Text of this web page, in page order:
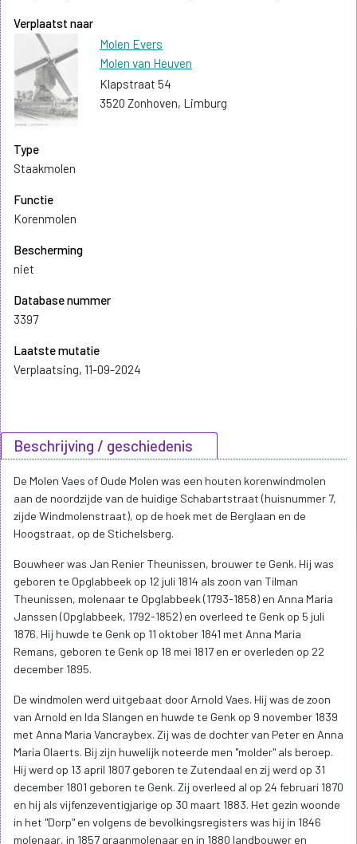
Verplaatst naar
Molen Evers
Molen van Heuven
Klapstraat 54
3520 Zonhoven, Limburg
Type
Staakmolen
Functie
Korenmolen
Bescherming
niet
Database nummer
3397
Laatste mutatie
Verplaatsing, 11-09-2024
Beschrijving / geschiedenis
De Molen Vaes of Oude Molen was een houten korenwindmolen
aan de noordzijde van de huidige Schabartstraat (huisnummer 7,
zijde Windmolenstraat), op de hoek met de Berglaan en de
Hoogstraat, op de Stichelsberg.
Bouwheer was Jan Renier Theunissen, brouwer te Genk. Hij was
geboren te Opglabbeek op 12 juli 1814 als zoon van Tilman
Theunissen, molenaar te Opglabbeek (1793-1858) en Anna Maria
Janssen (Opglabbeek, 1792-1852) en overleed te Genk op 5 juli
1876. Hij huwde te Genk op 11 oktober 1841 met Anna Maria
Remans, geboren te Genk op 18 mei 1817 en er overleden op 22
december 1895.
De windmolen werd uitgebaat door Arnold Vaes. Hij was de zoon
van Arnold en Ida Slangen en huwde te Genk op 9 november 1839
met Anna Maria Vancraybex. Zij was de dochter van Peter en Anna
Maria Olaerts. Bij zijn huwelijk noteerde men "molder" als beroep.
Hij werd op 13 april 1807 geboren te Zutendaal en zij werd op 31
december 1801 geboren te Genk. Zij overleed al op 24 februari 1870
en hij als vijfenzeventigjarige op 30 maart 1883. Het gezin woonde
in het "Dorp" en volgens de bevolkingsregisters was hij in 1846
molenaar, in 1857 graanmolenaar en in 1880 landbouwer en